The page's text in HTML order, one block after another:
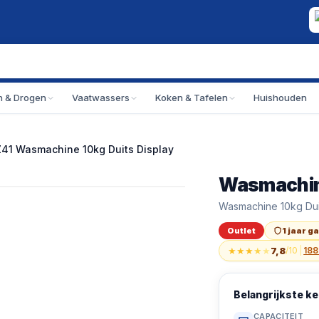
& Drogen Vaatwassers Koken & Tafelen Huishouden
Wasmachine 10kg Duits Display
Outlet
Wasmachine
Wasmachine
Wasmachine 10kg
Outlet 1 jaar
★★★★★7,8/10
Belangrijkste
CAPACITEIT